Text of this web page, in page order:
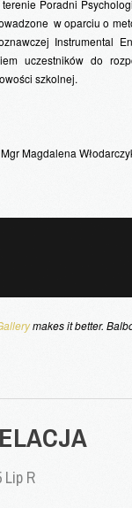
Poradni
w oparciu o
Instrumental
uczestników do
szkolnej.
Mgr Magdalena
makes it better.
Lip R